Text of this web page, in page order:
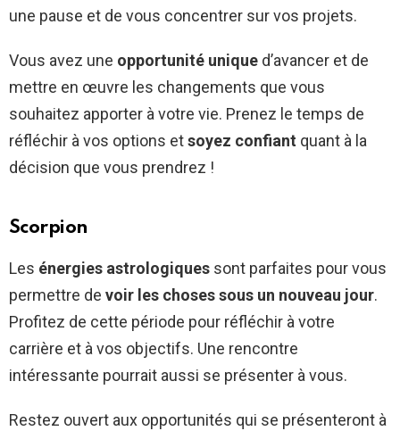
une pause et de vous concentrer sur vos projets.
Vous avez une opportunité unique d’avancer et de
mettre en œuvre les changements que vous
souhaitez apporter à votre vie. Prenez le temps de
réfléchir à vos options etsoyez confiant quant à la
décision que vous prendrez !
Scorpion
Les énergies astrologiques sont parfaites pour vous
permettre de voir les choses sous un nouveau jour.
Profitez de cette période pour réfléchir à votre
carrière et à vos objectifs. Une rencontre
intéressante pourrait aussi se présenter à vous.
Restez ouvert aux opportunités qui se présenteront à